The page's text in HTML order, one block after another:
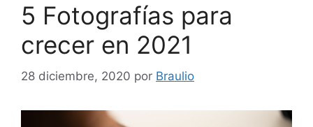
5 Fotografías para
crecer en 2021
28 diciembre, 2020 por Braulio